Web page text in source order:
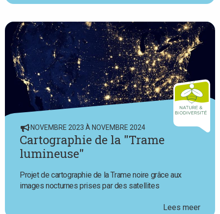
NOVEMBRE 2023 À NOVEMBRE 2024
Cartographie de la "Trame
lumineuse"
Projet de cartographie de la Trame noire grâce aux
images nocturnes prises par des satellites
Lees meer